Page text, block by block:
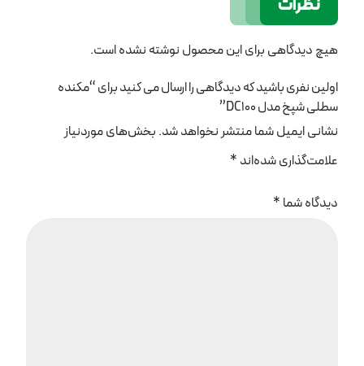
نظرات
هیچ دیدگاهی برای این محصول نوشته نشده است.
اولین نفری باشید که دیدگاهی را ارسال می کنید برای “مکنده
سطلی شپخ مدل DC100”
نشانی ایمیل شما منتشر نخواهد شد. بخش‌های موردنیاز
علامت‌گذاری شده‌اند *
دیدگاه شما *